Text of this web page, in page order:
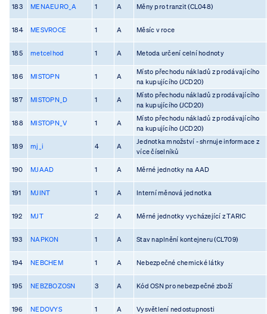
183 MENAEURO_A 1 A Měny pro tranzit (CL048)
184 MESVROCE 1 A Měsíc v roce
185 metcelhod 1 A Metoda určení celní hodnoty
186 MISTOPN 1 A
Místo přechodu nákladů z prodávajícího
na kupujícího (JCD20)
187 MISTOPN_D 1 A
Místo přechodu nákladů z prodávajícího
na kupujícího (JCD20)
188 MISTOPN_V 1 A
Místo přechodu nákladů z prodávajícího
na kupujícího (JCD20)
189 mj_i 4 A
Jednotka množství - shrnuje informace z
více číselníků
190 MJAAD 1 A Měrné jednotky na AAD
191 MJINT 1 A Interní měnová jednotka
192 MJT 2 A Měrné jednotky vycházející z TARIC
193 NAPKON 1 A Stav naplnění kontejneru (CL709)
194 NEBCHEM 1 A Nebezpečné chemické látky
195 NEBZBOZOSN 3 A Kód OSN pro nebezpečné zboží
196 NEDOVYS 1 A Vysvětlení nedostupnosti